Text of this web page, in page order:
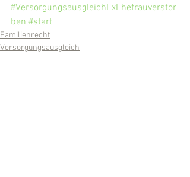
#VersorgungsausgleichExEhefrauverstor
ben #start
Familienrecht
Versorgungsausgleich